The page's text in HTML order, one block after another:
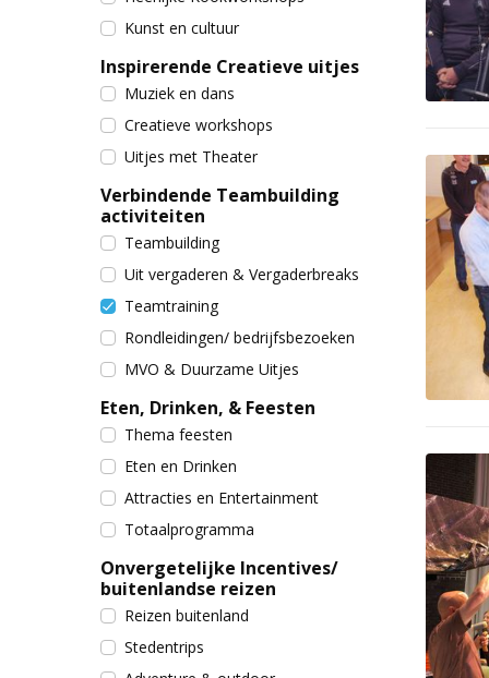
Kunst en cultuur
Inspirerende Creatieve uitjes
Muziek en dans
Creatieve workshops
Uitjes met Theater
Verbindende Teambuilding
activiteiten
Teambuilding
Uit vergaderen & Vergaderbreaks
Teamtraining
Rondleidingen/ bedrijfsbezoeken
MVO & Duurzame Uitjes
Eten, Drinken, & Feesten
Thema feesten
Eten en Drinken
Attracties en Entertainment
Totaalprogramma
Onvergetelijke Incentives/
buitenlandse reizen
Reizen buitenland
Stedentrips